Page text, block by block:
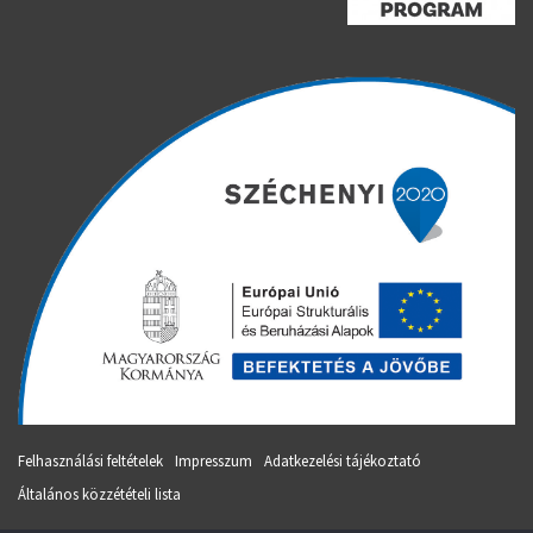
Felhasználási feltételek Impresszum
Adatkezelési tájékoztató
Általános közzétételi lista